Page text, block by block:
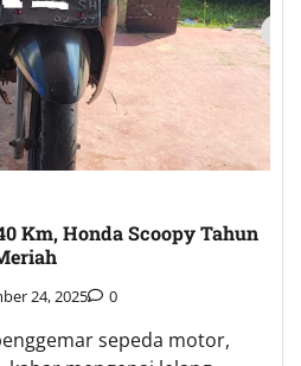
Km, Honda Scoopy Tahun
24, 2025 0
sepeda motor,